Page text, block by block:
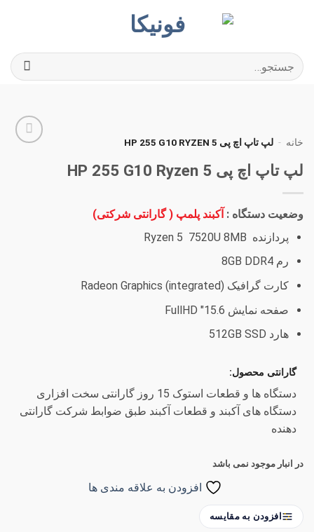
جستجو
برای:
خانه - لپ تاپ اچ پی HP 255 G10 RYZEN 5
لپ تاپ اچ پی HP 255 G10 Ryzen 5
وضعیت دستگاه : آکبند پلمپ ( گارانتی شرکتی)
پردازنده Ryzen 5 7520U 8MB
رم 8GB DDR4
کارت گرافیک Radeon Graphics (integrated)
صفحه نمایش 15.6″ FullHD
هارد 512GB SSD
گارانتی محصول:
دستگاه ها و قطعات استوک 15 روز گارانتی سخت افزاری
دستگاه های آکبند و قطعات آکبند طبق ضوابط شرکت گارانتی
دهنده
در انبار موجود نمی باشد
افزودن به علاقه مندی ها
افزودن به مقایسه